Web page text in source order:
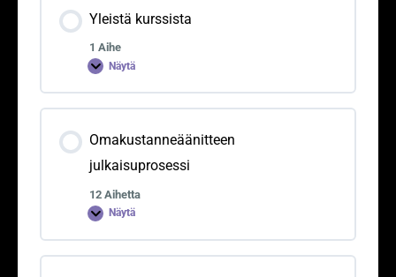
Yleistä kurssista
1 Aihe
Näytä
Omakustanneäänitteen
julkaisuprosessi
12 Aihetta
Näytä